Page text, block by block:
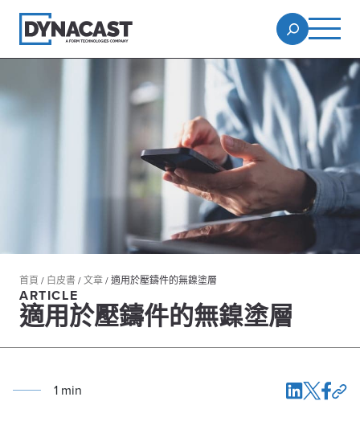
首頁 / 白皮書/文章/適用於壓鑄件的無鎳塗層
ARTICLE
適用於壓鑄件的無鎳塗層
1 min